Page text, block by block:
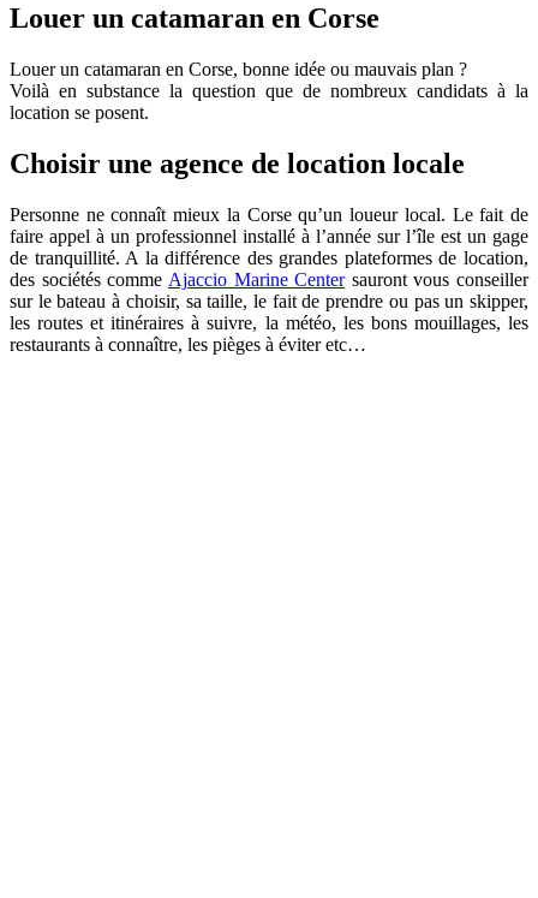
Louer un catamaran en Corse
Louer un catamaran en Corse, bonne idée ou mauvais plan ?
Voilà en substance la question que de nombreux candidats à la
location se posent.
Choisir une agence de location locale
Personne ne connaît mieux la Corse qu’un loueur local. Le fait de
faire appel à un professionnel installé à l’année sur l’île est un gage
de tranquillité. A la différence des grandes plateformes de location,
des sociétés comme Ajaccio Marine Centersauront vous conseiller
sur le bateau à choisir, sa taille, le fait de prendre ou pas un skipper,
les routes et itinéraires à suivre, la météo, les bons mouillages, les
restaurants à connaître, les pièges à éviter etc…